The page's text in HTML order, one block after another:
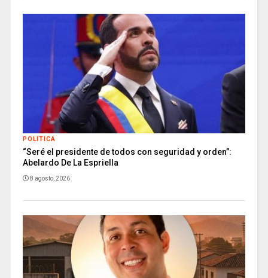
POLITICA
“Seré el presidente de todos con seguridad y orden”:
Abelardo De La Espriella
8 agosto, 2026